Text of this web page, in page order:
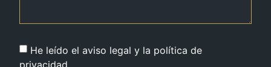
He leído el aviso legal y la política de
privacidad